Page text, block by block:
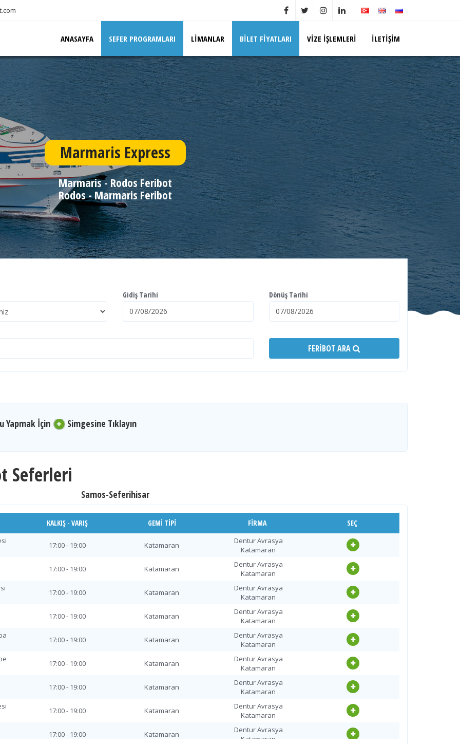
ANASAYFA SEFER PROGRAMLARI LIMANLAR BILET FIYATLARI VIZE İŞLEMLERI İLETIŞIM
Marmaris Express
Marmaris - Rodos Feribot
Rodos - Marmaris Feribot
Gidiş Tarihi Dönüş Tarihi
FERIBOT ARA
Yapmak İçin Simgesine Tıklayın
Seferleri
Samos-Seferihisar
KALKIŞ - VARIŞ GEMI TIPI FIRMA SEÇ
17:00 - 19:00 Katamaran
Dentur Avrasya
Katamaran
17:00 - 19:00 Katamaran
Dentur Avrasya
Katamaran
17:00 - 19:00 Katamaran
Dentur Avrasya
Katamaran
17:00 - 19:00 Katamaran
Dentur Avrasya
Katamaran
17:00 - 19:00 Katamaran
Dentur Avrasya
Katamaran
17:00 - 19:00 Katamaran
Dentur Avrasya
Katamaran
17:00 - 19:00 Katamaran
Dentur Avrasya
Katamaran
17:00 - 19:00 Katamaran
Dentur Avrasya
Katamaran
17:00 - 19:00 Katamaran
Dentur Avrasya
Katamaran